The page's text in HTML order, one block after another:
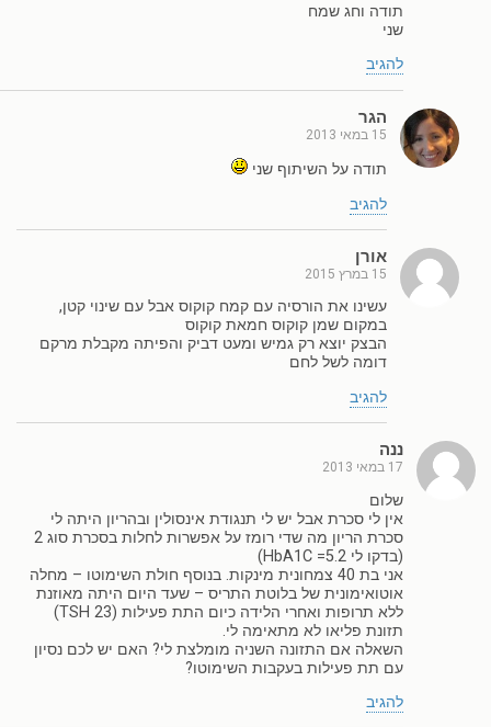
תודה וחג שמח
שני
להגיב
הגר
15 במאי 2013
תודה על השיתוף שני
להגיב
אורן
15 במרץ 2015
עשינו את הורסיה עם קמח קוקוס אבל עם שינוי קטן,
במקום שמן קוקוס חמאת קוקוס
הבצק יוצא רק גמיש ומעט דביק והפיתה מקבלת מרקם
דומה לשל לחם
להגיב
ננה
17 במאי 2013
שלום
אין לי סכרת אבל יש לי תנגודת אינסולין ובהריון היתה לי
סכרת הריון מה שדי רומז על אפשרות לחלות בסכרת סוג 2
(בדקו לי HbA1C =5.2)
אני בת 40 צמחונית מינקות. בנוסף חולת השימוטו – מחלה
אוטואימונית של בלוטת התריס – שעד היום היתה מאוזנת
ללא תרופות ואחרי הלידה כיום התת פעילות (TSH 23)
תזונת פליאו לא מתאימה לי.
השאלה אם התזונה השניה מומלצת לי? האם יש לכם נסיון
עם תת פעילות בעקבות השימוטו?
להגיב